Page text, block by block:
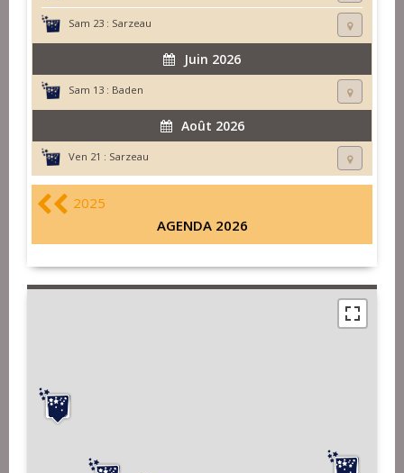
Sam 23 : Sarzeau
Juin 2026
Sam 13 : Baden
Août 2026
Ven 21 : Sarzeau
2025
AGENDA 2026